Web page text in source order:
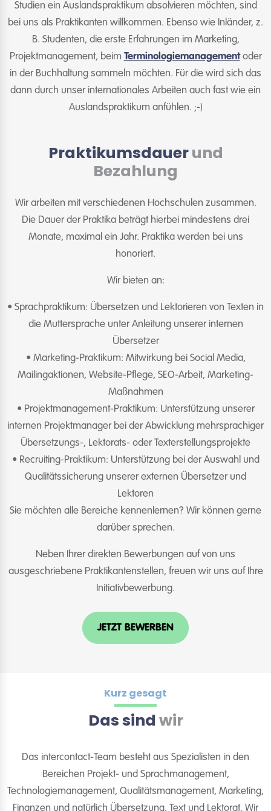
Studien ein Auslandspraktikum absolvieren möchten, sind
bei uns als Praktikanten willkommen. Ebenso wie Inländer, z.
B. Studenten, die erste Erfahrungen im Marketing,
Projektmanagement, beim Terminologiemanagementoder
in der Buchhaltung sammeln möchten. Für die wird sich das
dann durch unser internationales Arbeiten auch fast wie ein
Auslandspraktikum anfühlen. ;-)
Praktikumsdauerund
Bezahlung
Wir arbeiten mit verschiedenen Hochschulen zusammen.
Die Dauer der Praktika beträgt hierbei mindestens drei
Monate, maximal ein Jahr. Praktika werden bei uns
honoriert.
Wir bieten an:
• Sprachpraktikum: Übersetzen und Lektorieren von Texten in
die Muttersprache unter Anleitung unserer internen
Übersetzer
• Marketing-Praktikum: Mitwirkung bei Social Media,
Mailingaktionen, Website-Pflege, SEO-Arbeit, Marketing-
Maßnahmen
• Projektmanagement-Praktikum: Unterstützung unserer
internen Projektmanager bei der Abwicklung mehrsprachiger
Übersetzungs-, Lektorats- oder Texterstellungsprojekte
• Recruiting-Praktikum: Unterstützung bei der Auswahl und
Qualitätssicherung unserer externen Übersetzer und
Lektoren
Sie möchten alle Bereiche kennenlernen? Wir können gerne
darüber sprechen.
Neben Ihrer direkten Bewerbungen auf von uns
ausgeschriebene Praktikantenstellen, freuen wir uns auf Ihre
Initiativbewerbung.
JETZT BEWERBEN
Kurz gesagt
Das sind wir
Das intercontact-Team besteht aus Spezialisten in den
Bereichen Projekt- und Sprachmanagement,
Technologiemanagement, Qualitätsmanagement, Marketing,
Finanzen und natürlich Übersetzung, Text und Lektorat. Wir